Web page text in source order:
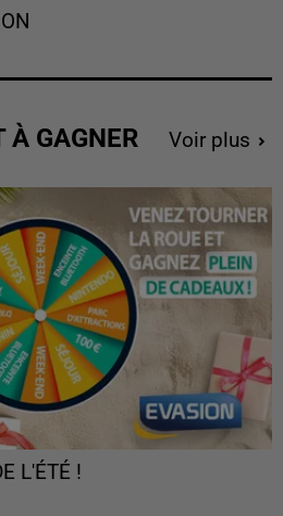
À GAGNER Voir plus
L'ÉTÉ !